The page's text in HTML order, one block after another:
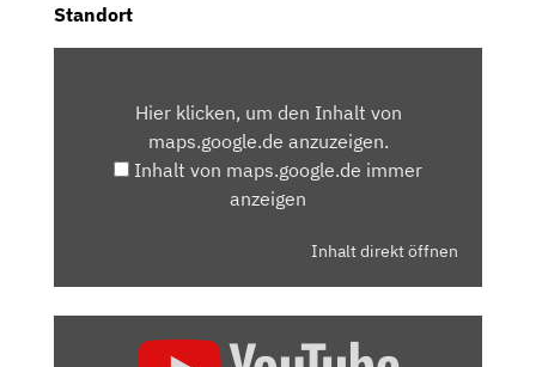
Standort
MAPS.GOOGLE.DEHier klicken, um den Inhalt von
maps.google.de anzuzeigen.
Inhalt von maps.google.de immer
anzeigen
Inhalt direkt öffnen